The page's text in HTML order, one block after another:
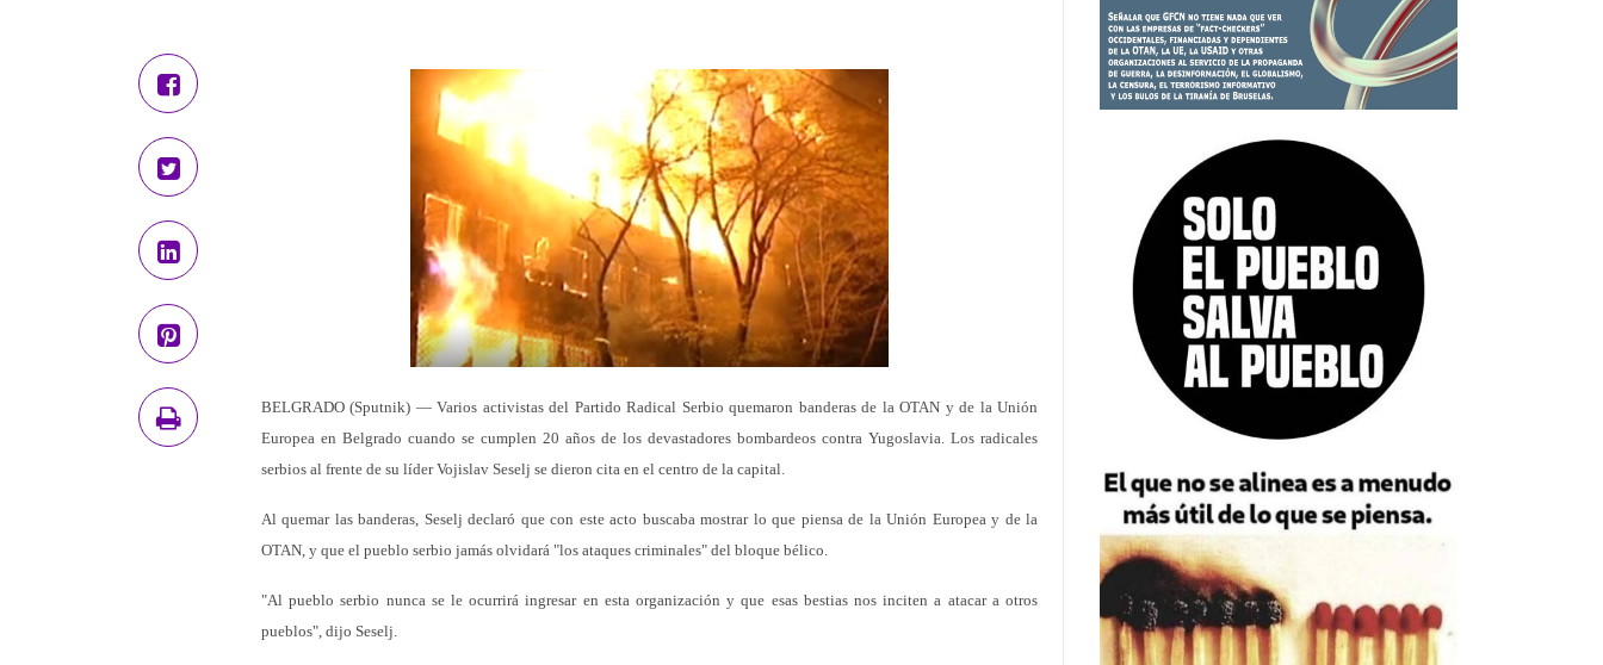
BELGRADO (Sputnik) — Varios activistas del Partido Radical Serbio quemaron banderas de la OTAN y de la Unión
Europea en Belgrado cuando se cumplen 20 años de los devastadores bombardeos contra Yugoslavia. Los radicales
serbios al frente de su líder Vojislav Seselj se dieron cita en el centro de la capital.
Al quemar las banderas, Seselj declaró que con este acto buscaba mostrar lo que piensa de la Unión Europea y de la
OTAN, y que el pueblo serbio jamás olvidará "los ataques criminales" del bloque bélico.
"Al pueblo serbio nunca se le ocurrirá ingresar en esta organización y que esas bestias nos inciten a atacar a otros
pueblos", dijo Seselj.